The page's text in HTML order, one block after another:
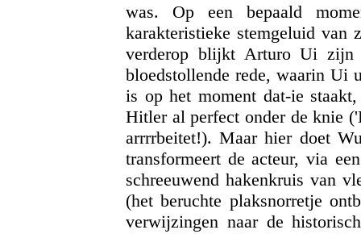
was. Op een bepaald
karakteristieke stemgeluid van
verderop blijkt Arturo Ui zijn
bloedstollende rede, waarin Ui
is op het moment dat-ie
Hitler al perfect onder de knie
arrrrbeitet!). Maar hier doet
transformeert de acteur, via
schreeuwend hakenkruis van
(het beruchte plaksnorretje
verwijzingen naar de